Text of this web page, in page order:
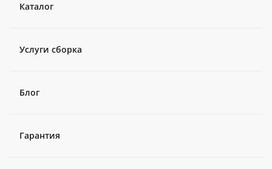
Каталог
Услуги сборка
Блог
Гарантия